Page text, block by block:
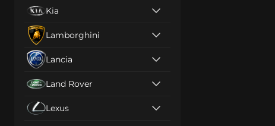
Kia
Lamborghini
Lancia
Land Rover
Lexus